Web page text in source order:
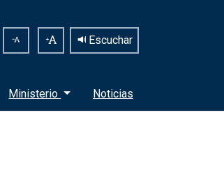
Escuchar
Ministerio Noticias